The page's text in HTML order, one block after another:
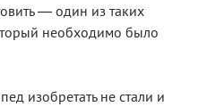
— один из таких
необходимо было
изобретать не стали и